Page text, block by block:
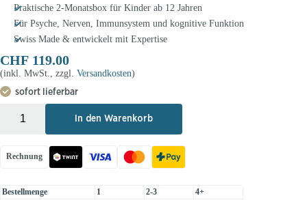
Praktische 2-Monatsbox für Kinder ab 12 Jahren
Für Psyche, Nerven, Immunsystem und kognitive Funktion
Swiss Made & entwickelt mit Expertise
CHF 119.00
(inkl. MwSt., zzgl. Versandkosten)
sofort lieferbar
In den Warenkorb
Rechnung
Bestellmenge 1 2-3
4+